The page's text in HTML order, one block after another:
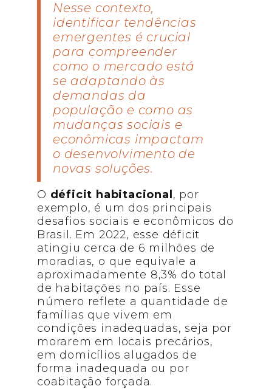
Nesse contexto,
identificar tendências
emergentes é crucial
para compreender
como o mercado está
se adaptando às
demandas da
população e como as
mudanças sociais e
econômicas impactam
o desenvolvimento de
novas soluções.
O déficit habitacional , por
exemplo, é um dos principais
desafios sociais e econômicos do
Brasil. Em 2022, esse déficit
atingiu cerca de 6 milhões de
moradias, o que equivale a
aproximadamente 8,3% do total
de habitações no país. Esse
número reflete a quantidade de
famílias que vivem em
condições inadequadas, seja por
morarem em locais precários,
em domicílios alugados de
forma inadequada ou por
coabitação forçada.